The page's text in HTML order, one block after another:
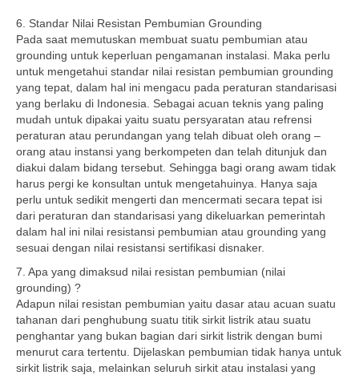
6. Standar Nilai Resistan Pembumian Grounding
Pada saat memutuskan membuat suatu pembumian atau
grounding untuk keperluan pengamanan instalasi. Maka perlu
untuk mengetahui standar nilai resistan pembumian grounding
yang tepat, dalam hal ini mengacu pada peraturan standarisasi
yang berlaku di Indonesia. Sebagai acuan teknis yang paling
mudah untuk dipakai yaitu suatu persyaratan atau refrensi
peraturan atau perundangan yang telah dibuat oleh orang –
orang atau instansi yang berkompeten dan telah ditunjuk dan
diakui dalam bidang tersebut. Sehingga bagi orang awam tidak
harus pergi ke konsultan untuk mengetahuinya. Hanya saja
perlu untuk sedikit mengerti dan mencermati secara tepat isi
dari peraturan dan standarisasi yang dikeluarkan pemerintah
dalam hal ini nilai resistansi pembumian atau grounding yang
sesuai dengan nilai resistansi sertifikasi disnaker.
7. Apa yang dimaksud nilai resistan pembumian (nilai
grounding) ?
Adapun nilai resistan pembumian yaitu dasar atau acuan suatu
tahanan dari penghubung suatu titik sirkit listrik atau suatu
penghantar yang bukan bagian dari sirkit listrik dengan bumi
menurut cara tertentu. Dijelaskan pembumian tidak hanya untuk
sirkit listrik saja, melainkan seluruh sirkit atau instalasi yang